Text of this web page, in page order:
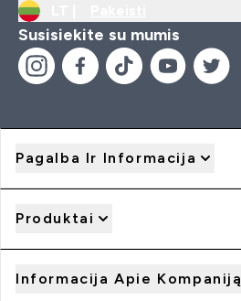
Susisiekite su mumis
Pagalba Ir Informacija
Produktai
Informacija Apie Kompaniją